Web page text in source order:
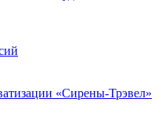
«Сирены-Трэвел»